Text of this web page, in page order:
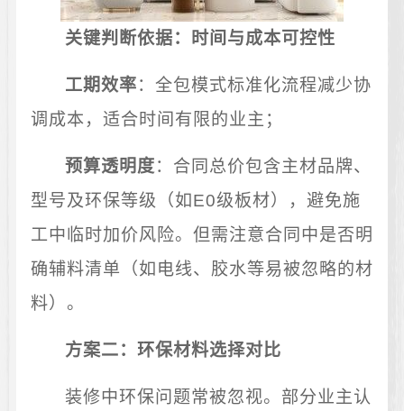
关键判断依据：时间与成本可控性
工期效率：全包模式标准化流程减少协
调成本，适合时间有限的业主；
预算透明度：合同总价包含主材品牌、
型号及环保等级（如E0级板材），避免施
工中临时加价风险。但需注意合同中是否明
确辅料清单（如电线、胶水等易被忽略的材
料）。
方案二：环保材料选择对比
装修中环保问题常被忽视。部分业主认